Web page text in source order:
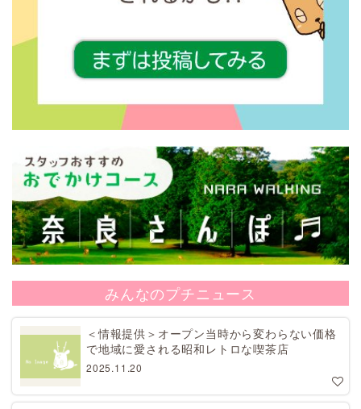
みんなのプチニュース
＜情報提供＞オープン当時から変わらない価格
で地域に愛される昭和レトロな喫茶店
2025.11.20